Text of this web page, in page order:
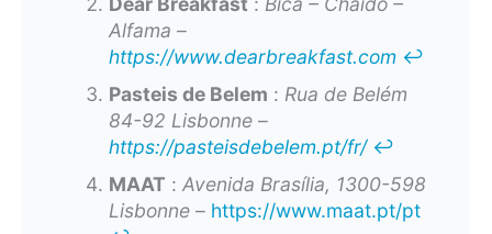
Alfama –
https://www.dearbreakfast.com ↩︎
Pasteis de Belem : Rua de Belém
84-92 Lisbonne–
https://pasteisdebelem.pt/fr/ ↩︎
MAAT : Avenida Brasília, 1300-598
Lisbonne– https://www.maat.pt/pt